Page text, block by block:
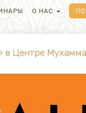
О НАС
Центре